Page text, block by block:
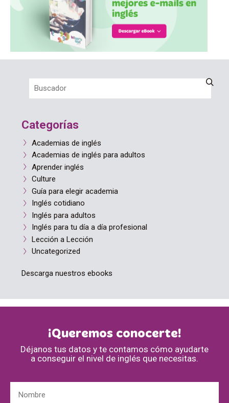
Categorías
Academias de inglés
Academias de inglés para adultos
Aprender inglés
Culture
Guía para elegir academia
Inglés cotidiano
Inglés para adultos
Inglés para tu día a día profesional
Lección a Lección
Uncategorized
Descarga nuestros ebooks
¡Queremos conocerte!
Déjanos tus datos y te contamos cómo ayudarte
a conseguir el nivel de inglés que necesitas.